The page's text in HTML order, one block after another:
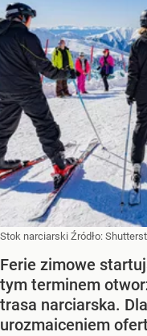
Stok narciarski Źródło:
Ferie zimowe
tym terminem
trasa narciarska.
urozmaiceniem